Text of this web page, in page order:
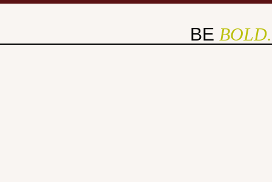
BE BOLD.